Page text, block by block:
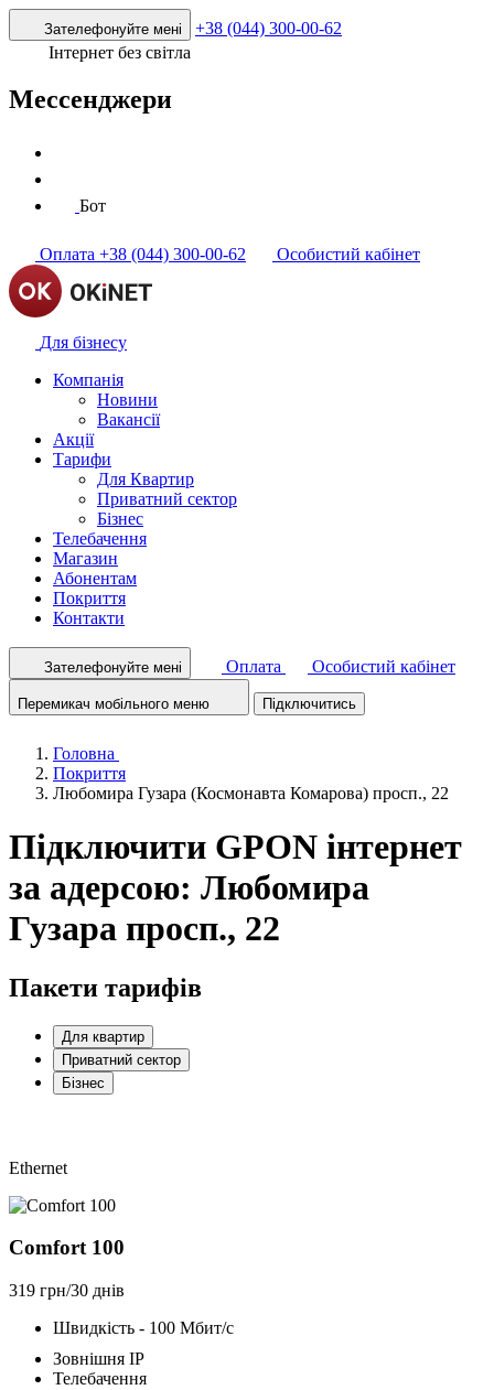
Зателефонуйте мені
+38 (044) 300-00-62
Інтернет без світла
Мессенджери
Бот
Оплата +38 (044) 300-00-62 Особистий кабінет
Для бізнесу
Компанія
Новини
Вакансії
Акції
Тарифи
Для Квартир
Приватний сектор
Бізнес
Телебачення
Магазин
Абонентам
Покриття
Контакти
Зателефонуйте мені Оплата Особистий кабінет
Перемикач мобільного меню Підключитись
Головна
Покриття
Любомира Гузара (Космонавта Комарова) просп., 22
Підключити GPON інтернет
за адерсою: Любомира
Гузара просп., 22
Пакети тарифів
Для квартир
Приватний сектор
Бізнес
Ethernet
Comfort 100
319 грн/30 днів
Швидкість - 100 Мбит/с
Зовнішня ІР
Телебачення